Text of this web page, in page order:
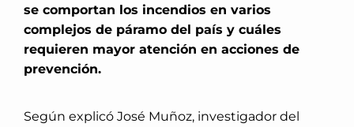
se comportan los incendios en varios
complejos de páramo del país y cuáles
requieren mayor atención en acciones de
prevención.
Según explicó José Muñoz, investigador del